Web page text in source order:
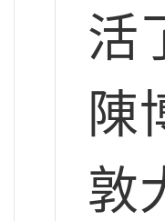
活
陳
敦